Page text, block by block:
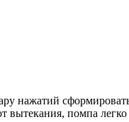
нажатий
помпа